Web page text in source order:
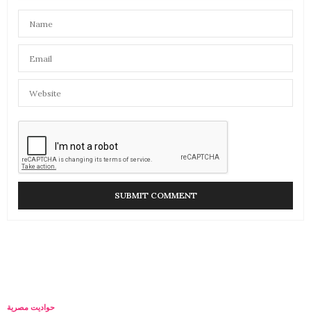
حواديت مصرية